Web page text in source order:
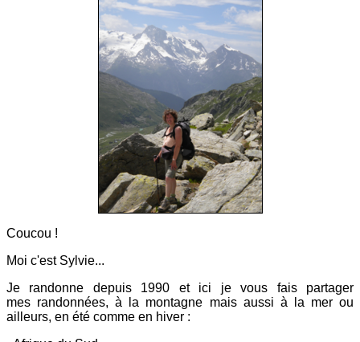
Coucou !
Moi c'est Sylvie...
Je randonne depuis 1990 et ici je vous fais partager
mes randonnées, à la montagne mais aussi à la mer ou
ailleurs, en été comme en hiver :